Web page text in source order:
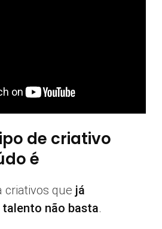
de criativo
é
criativos que já
não basta.